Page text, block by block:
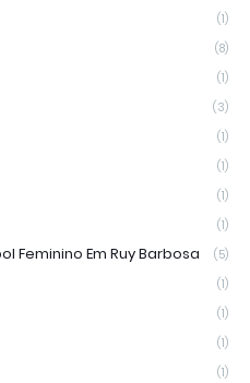
(1)
(8)
(1)
(3)
(1)
(1)
(1)
(1)
Feminino Em Ruy Barbosa (5)
(1)
(1)
(1)
(1)